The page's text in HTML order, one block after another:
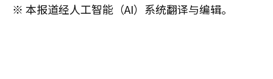
※ 本报道经人工智能（AI）系统翻译与编辑。